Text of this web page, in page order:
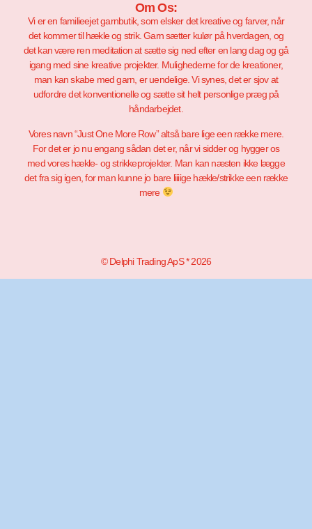
Om Os:
Vi er en familieejet garnbutik, som elsker det kreative og farver, når
det kommer til hækle og strik. Garn sætter kulør på hverdagen, og
det kan være ren meditation at sætte sig ned efter en lang dag og gå
igang med sine kreative projekter. Mulighederne for de kreationer,
man kan skabe med garn, er uendelige. Vi synes, det er sjov at
udfordre det konventionelle og sætte sit helt personlige præg på
håndarbejdet.
Vores navn “Just One More Row” altså bare lige een række mere.
For det er jo nu engang sådan det er, når vi sidder og hygger os
med vores hækle- og strikkeprojekter. Man kan næsten ikke lægge
det fra sig igen, for man kunne jo bare liiiige hækle/strikke een række
mere
© Delphi Trading ApS * 2026